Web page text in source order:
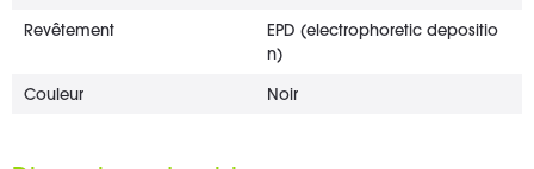
Revêtement
EPD (electrophoretic depositio
n)
Couleur Noir